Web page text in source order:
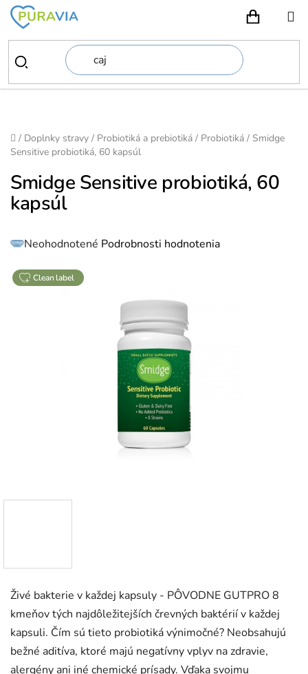
Prejsť
obsah
Domov
/ Doplnky stravy / Probiotiká a prebiotiká / Probiotiká / Smidge
Sensitive probiotiká, 60 kapsúl
Živé bakterie v každej kapsuly - PÔVODNE GUTPRO 8
kmeňov tých najdôležitejších črevných baktérií v každej
kapsuli. Čím sú tieto probiotiká výnimočné? Neobsahujú
bežné aditíva, ktoré majú negatívny vplyv na zdravie,
alergény ani iné chemické prísady. Vďaka svojmu
Smidge Sensitive probiotiká, 60
kapsúl
Priemerné
hodnotenie
0,0
z
5
Neohodnotené Podrobnosti hodnotenia
clean label